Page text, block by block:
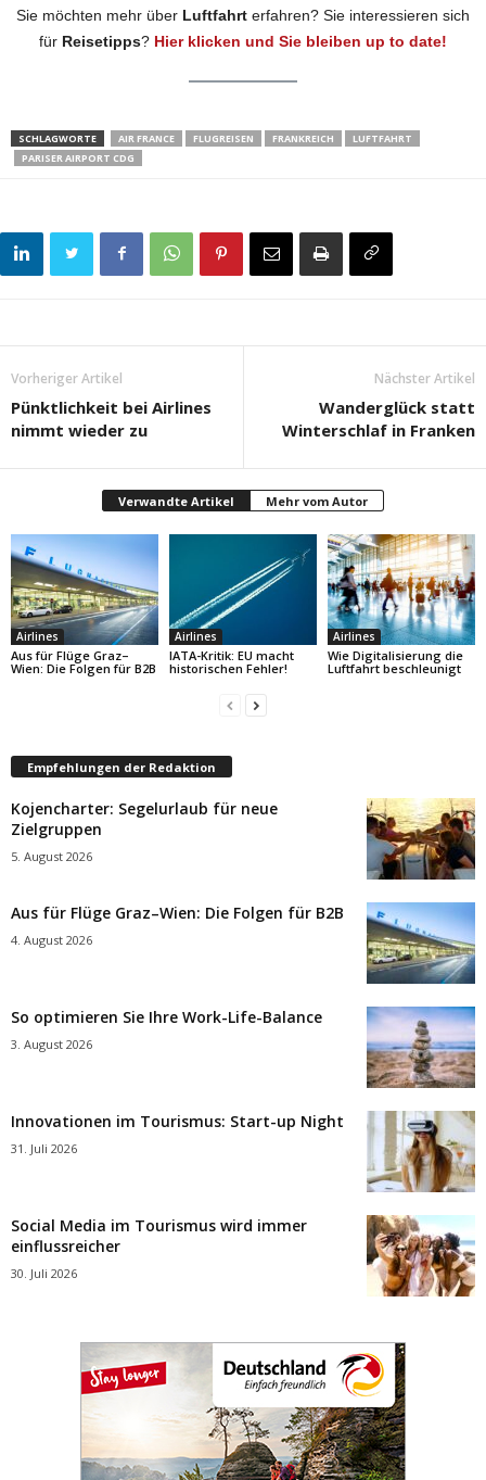
Sie möchten mehr über Luftfahrt erfahren? Sie interessieren sich
für Reisetipps? Hier klicken und Sie bleiben up to date!
SCHLAGWORTE AIR FRANCE FLUGREISEN FRANKREICH
LUFTFAHRT
PARISER AIRPORT CDG
Vorheriger Artikel
Pünktlichkeit bei Airlines
nimmt wieder zu
Nächster Artikel
Wanderglück statt
Winterschlaf in Franken
Verwandte Artikel Mehr vom Autor
Airlines
Aus für Flüge Graz–
Wien: Die Folgen für B2B
Airlines
IATA-Kritik: EU macht
historischen Fehler!
Airlines
Wie Digitalisierung die
Luftfahrt beschleunigt
Empfehlungen der Redaktion
Kojencharter: Segelurlaub für neue
Zielgruppen
5. August 2026
Aus für Flüge Graz–Wien: Die Folgen für B2B
4. August 2026
So optimieren Sie Ihre Work-Life-Balance
3. August 2026
Innovationen im Tourismus: Start-up Night
31. Juli 2026
Social Media im Tourismus wird immer
einflussreicher
30. Juli 2026